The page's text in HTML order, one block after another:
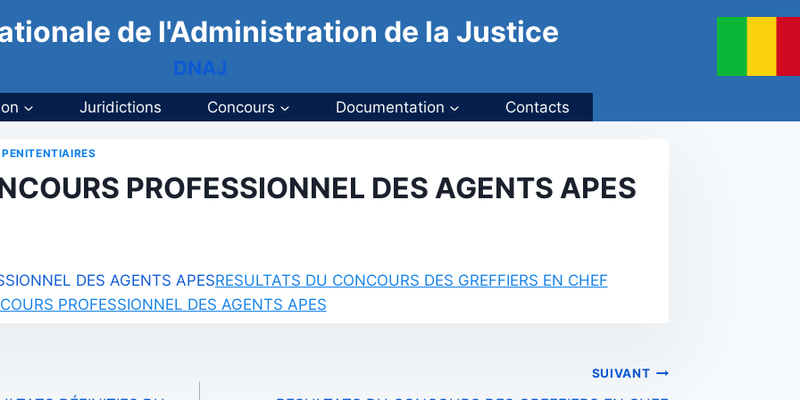
de l'Administration de la Justice
DNAJ
Juridictions Concours Documentation Contacts
PROFESSIONNEL DES AGENTS APES
DES AGENTS APESRESULTATS DU CONCOURS DES GREFFIERS EN CHEF
PROFESSIONNEL DES AGENTS APES
SUIVANT